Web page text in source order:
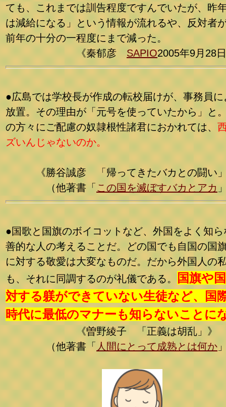
ても、これまでは訓告程度ですんでいたが、昨
は減給になる」という情報が流れるや、反対者
前年の十分の一程度にまで減った。
《秦郁彦 SAPIO2005年9月28
●広島では学校長が作成の転校届けが、事務員に
放置。その理由が「元号を使っていたから」と
の方々にご配慮の奴隷根性諸君におかれては、
ズいんじゃないのか。
《勝谷誠彦 「帰ってきたバカとの闘い
（他著書「 この国を滅ぼすバカとアカ
●国歌と国旗のボイコットなど、外国をよく知ら
善的な人の考えることだ。どの国でも自国の国
に対する敬愛は大変なものだ。だから外国人の
も、それに同調するのが礼儀である。
国旗や
対する躾ができていない生徒など、国
時代に最低のマナーも知らないことに
《曽野綾子 「正義は胡乱」》
（他著書「 人間にとって成熟とは何か